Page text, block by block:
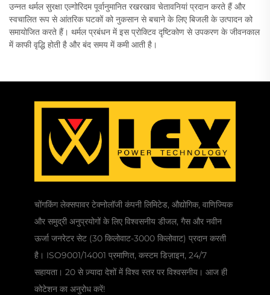
उन्नत थर्मल सुरक्षा एल्गोरिदम पूर्वानुमानित रखरखाव चेतावनियां प्रदान करते हैं और
स्वचालित रूप से आंतरिक घटकों को नुकसान से बचाने के लिए बिजली के उत्पादन को
समायोजित करते हैं। थर्मल प्रबंधन में इस प्रोक्टिव दृष्टिकोण से उपकरण के जीवनकाल
में काफी वृद्धि होती है और बंद समय में कमी आती है।
चोंगकिंग लेक्सपावर टेक्नोलॉजी कंपनी लिमिटेड, औद्योगिक, वाणिज्यिक
और समुद्री अनुप्रयोगों के लिए विश्वसनीय डीजल, गैस और नवीन
ऊर्जा जनरेटर सेट (30 किलोवाट-3000 किलोवाट) प्रदान करती
है। ISO9001/14001 प्रमाणित, कस्टम डिज़ाइन, 24/7
सहायता। 20 से ज़्यादा देशों में विश्व स्तर पर विश्वसनीय। आज ही
कोटेशन का अनुरोध करें!